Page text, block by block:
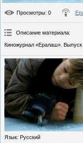
Просмотры: 0
Описание материала:
Киножурнал «Ералаш».
Язык: Русский